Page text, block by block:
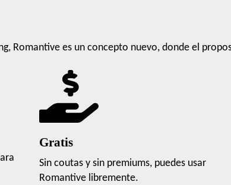
Romantive es un concepto nuevo, donde el
Gratis
Sin coutas y sin premiums, puedes usar
Romantive libremente.